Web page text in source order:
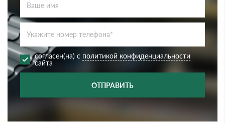
согласен(на) с политикой конфиденциальности
сайта
ОТПРАВИТЬ